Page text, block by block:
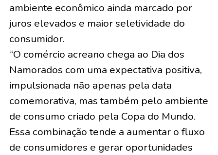
ambiente econômico ainda marcado por
juros elevados e maior seletividade do
consumidor.
“O comércio acreano chega ao Dia dos
Namorados com uma expectativa positiva,
impulsionada não apenas pela data
comemorativa, mas também pelo ambiente
de consumo criado pela Copa do Mundo.
Essa combinação tende a aumentar o fluxo
de consumidores e gerar oportunidades